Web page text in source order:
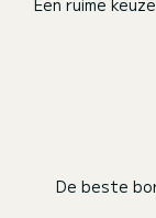
Een ruime
De beste